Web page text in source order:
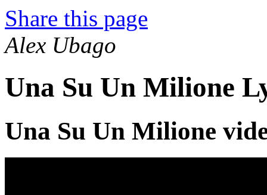
Share this page
Alex Ubago
Una Su Un Milione
Una Su Un Milione